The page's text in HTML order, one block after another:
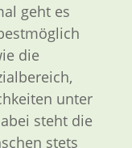
geht es
die
unter
steht die
stets